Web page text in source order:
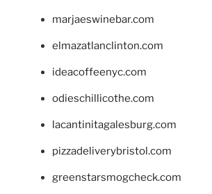
marjaeswinebar.com
elmazatlanclinton.com
ideacoffeenyc.com
odieschillicothe.com
lacantinitagalesburg.com
pizzadeliverybristol.com
greenstarsmogcheck.com